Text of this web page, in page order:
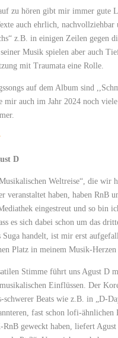
zu hören gibt mir immer gute
auch ehrlich,
z.B. in einigen Zeilen gegen
Musik spielen aber auch
mit Traumata eine Rolle.
auf dem Album sind
mir auch im Jahr 2024 noch
D
Weltreise“, die
veranstaltet haben, haben RnB
eingestreut und so bin
es sich dabei schon um das
handelt, ist mir erst
Platz in meinem Musik-
Stimme führt uns Agust D
Einflüssen. Der
schwerer Beats wie z.B. in „D-
fast schon lofi-ähnlichen
RnB geweckt haben, liefert